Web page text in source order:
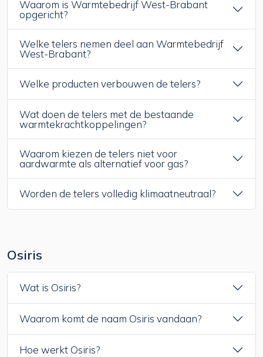
Waarom is Warmtebedrijf West-Brabant
opgericht?
Welke telers nemen deel aan Warmtebedrijf
West-Brabant?
Welke producten verbouwen de telers?
Wat doen de telers met de bestaande
warmtekrachtkoppelingen?
Waarom kiezen de telers niet voor
aardwarmte als alternatief voor gas?
Worden de telers volledig klimaatneutraal?
Osiris
Wat is Osiris?
Waarom komt de naam Osiris vandaan?
Hoe werkt Osiris?